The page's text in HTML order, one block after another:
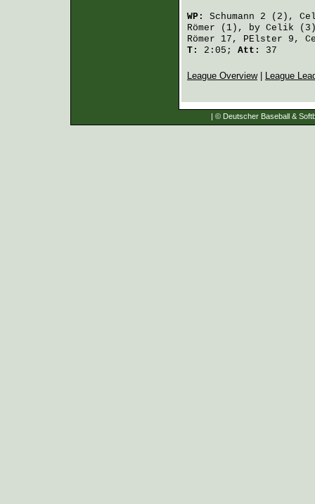
WP: Schumann 2 (2),
Römer (1), by Celik
Römer 17, PElster 9,
T:
2:05; Att: 37
League Overview| League
| © Deutscher Baseball &